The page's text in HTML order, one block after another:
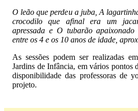
O leão que perdeu a juba, A
crocodilo que afinal era um
apressada e O tubarão apaixonado
entre os 4 e os 10 anos de idade,
As sessões podem ser realizadas
Jardins de Infância, em vários pontos
disponibilidade das professoras de
projeto.